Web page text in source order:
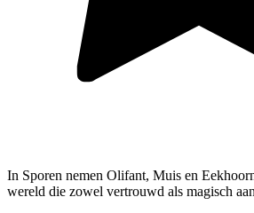
In Sporen nemen Olifant, Muis en
wereld die zowel vertrouwd als magisch